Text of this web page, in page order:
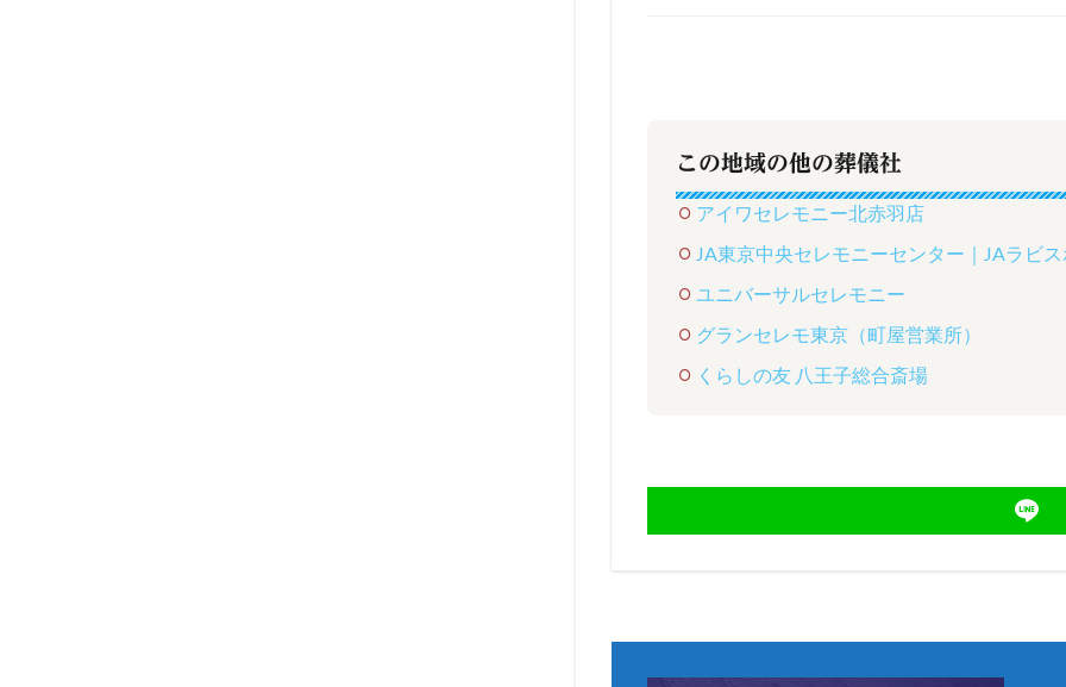
この地域の他の葬儀社
アイワセレモニー北赤羽店
JA東京中央セレモニーセンター｜JAラビ
ユニバーサルセレモニー
グランセレモ東京（町屋営業所）
くらしの友 八王子総合斎場